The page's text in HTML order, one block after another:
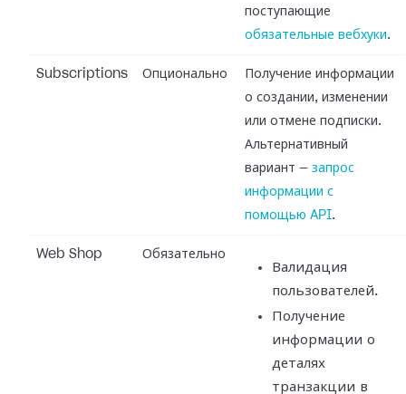
поступающие
обязательные вебхуки.
Subscriptions Опционально
Получение информации
о создании, изменении
или отмене подписки.
Альтернативный
вариант — запрос
информации с
помощью API.
Web Shop Обязательно
Валидация
пользователей.
Получение
информации о
деталях
транзакции в